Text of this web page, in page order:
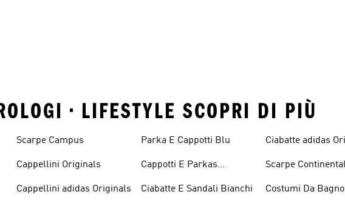
• LIFESTYLE SCOPRI DI PIÙ
Scarpe Campus
Cappellini Originals
Cappellini adidas Originals
Parka E Cappotti Blu
Cappotti E Parkas
Ciabatte E Sandali Bianchi
Ciabatte adidas
Scarpe
Costumi Da Bagno